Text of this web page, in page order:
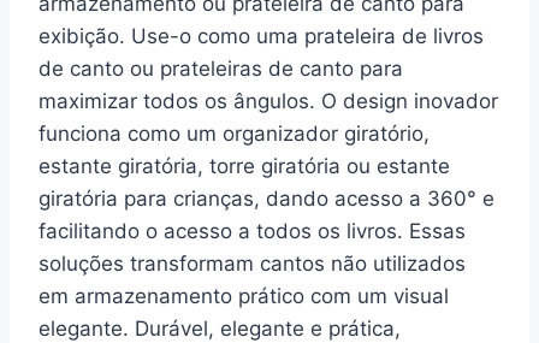
exibição. Use-o como uma prateleira de livros
de canto ou prateleiras de canto para
maximizar todos os ângulos. O design inovador
funciona como um organizador giratório,
estante giratória, torre giratória ou estante
giratória para crianças, dando acesso a 360° e
facilitando o acesso a todos os livros. Essas
soluções transformam cantos não utilizados
em armazenamento prático com um visual
elegante. Durável, elegante e prática,